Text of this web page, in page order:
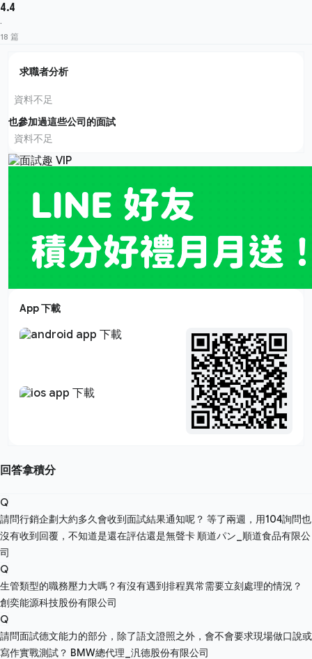
4.4
·
18 篇
求職者分析
資料不足
也參加過這些公司的面試
資料不足
App 下載
回答拿積分
Q
請問行銷企劃大約多久會收到面試結果通知呢？ 等了兩週，用104詢問也
沒有收到回覆，不知道是還在評估還是無聲卡 順道パン_順道食品有限公
司
Q
生管類型的職務壓力大嗎？有沒有遇到排程異常需要立刻處理的情況？
創奕能源科技股份有限公司
Q
請問面試德文能力的部分，除了語文證照之外，會不會要求現場做口說或
寫作實戰測試？ BMW總代理_汎德股份有限公司